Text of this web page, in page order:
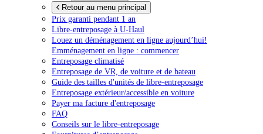
Retour au menu principal
Prix garanti pendant 1 an
Libre-entreposage à U-Haul
Louez un déménagement en ligne aujourd’hui!
Emménagement en ligne : commencer
Entreposage climatisé
Entreposage de VR, de voiture et de bateau
Guide des tailles d'unités de libre-entreposage
Entreposage extérieur/accessible en voiture
Payer ma facture d'entreposage
FAQ
Conseils sur le libre-entreposage